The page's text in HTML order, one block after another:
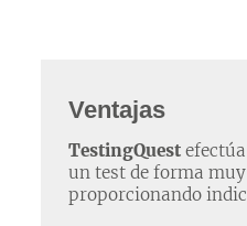
Ventajas
TestingQuest
un test de forma
proporcionando